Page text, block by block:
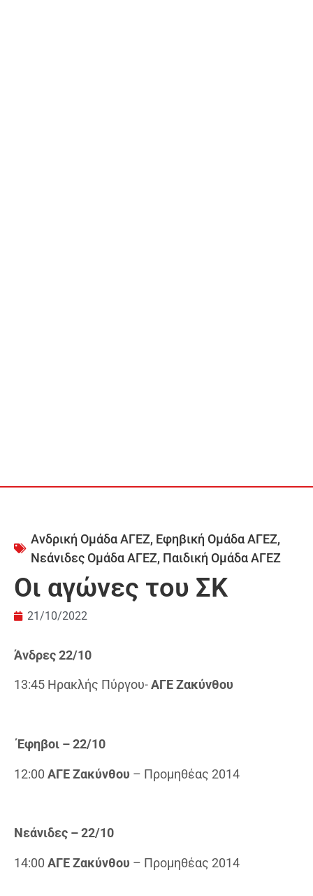
Ανδρική Ομάδα ΑΓΕΖ, Εφηβική Ομάδα ΑΓΕΖ,
Νεάνιδες Ομάδα ΑΓΕΖ, Παιδική Ομάδα ΑΓΕΖ
Οι αγώνες του ΣΚ
21/10/2022
Άνδρες 22/10
13:45 Ηρακλής Πύργου-ΑΓΕ Ζακύνθου
Έφηβοι – 22/10
12:00 ΑΓΕ Ζακύνθου – Προμηθέας 2014
Νεάνιδες – 22/10
14:00 ΑΓΕ Ζακύνθου – Προμηθέας 2014